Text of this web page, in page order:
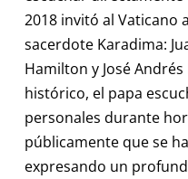
2018 invitó al Vaticano
sacerdote Karadima:
Hamilton y José
histórico, el papa
personales durante
públicamente que se
expresando un